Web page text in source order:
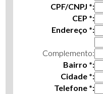
CPF/CNPJ *:
CEP *:
Endereço *:
Complemento:
Bairro *:
Cidade *:
Telefone *: